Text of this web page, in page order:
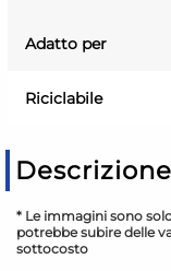
Adatto per
Riciclabile
* Le immagini sono
potrebbe subire delle
sottocosto